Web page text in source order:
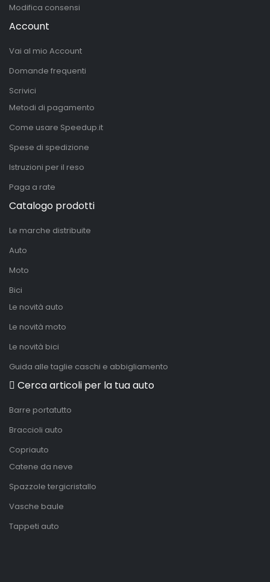
Modifica consensi
Account
Vai al mio Account
Domande frequenti
Scrivici
Metodi di pagamento
Come usare Speedup.it
Spese di spedizione
Istruzioni per il reso
Paga a rate
Catalogo prodotti
Le marche distribuite
Auto
Moto
Bici
Le novità auto
Le novità moto
Le novità bici
Guida alle taglie caschi e abbigliamento
Cerca articoli per la tua auto
Barre portatutto
Braccioli auto
Copriauto
Catene da neve
Spazzole tergicristallo
Vasche baule
Tappeti auto